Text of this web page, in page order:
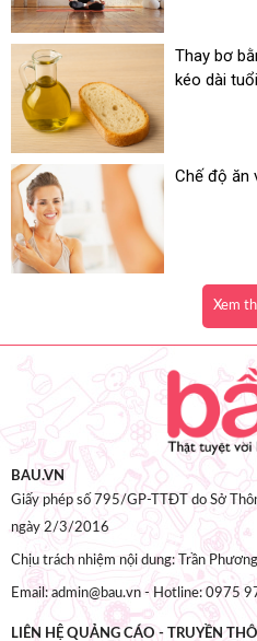
Thay bơ
kéo dài
Chế độ ăn
Xem
BAU.VN
Giấy phép số 795/GP-TTĐT do Sở
ngày 2/3/2016
Chịu trách nhiệm nội dung: Trần
Email: admin@bau.vn - Hotline: 0975
LIÊN HỆ QUẢNG CÁO - TRUYỀN